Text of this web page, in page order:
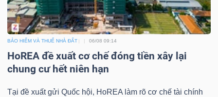
BẢO HIỂM VÀ THUẾ NHÀ ĐẤT 06/08 09:14
HoREA đề xuất cơ chế đóng tiền xây lại
chung cư hết niên hạn
Tại đề xuất gửi Quốc hội, HoREA làm rõ cơ chế tài chính
CÔNG
NGHỆ
THÔNG
TIN